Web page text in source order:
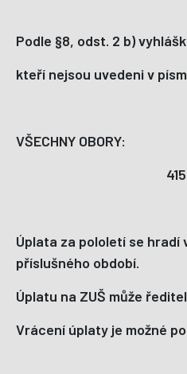
Podle §8, odst. 2 b)
kteří nejsou uvedeni v
VŠECHNY
Úplata za pololetí se hradí
příslušného období.
Úplatu na ZUŠ může
Vrácení úplaty je možné